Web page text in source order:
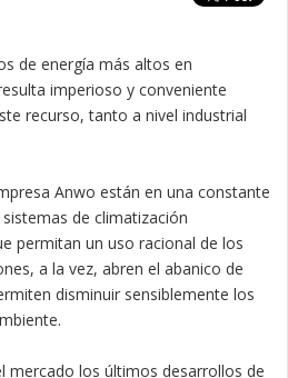
de energía más altos en
imperioso y conveniente
recurso, tanto a nivel industrial
Anwo están en una constante
de climatización
permitan un uso racional de los
a la vez, abren el abanico de
disminuir sensiblemente los
mercado los últimos desarrollos de